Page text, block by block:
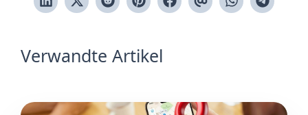
Verwandte Artikel